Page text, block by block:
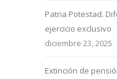
Patria Potestad.
ejercicio exclusivo
diciembre 23, 2025
Extinción de